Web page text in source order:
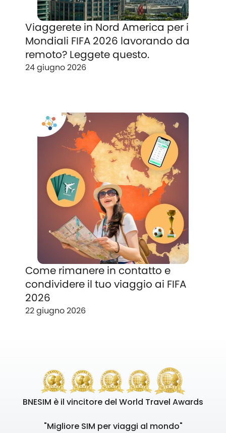
Viaggerete in Nord America per i
Mondiali FIFA 2026 lavorando da
remoto? Leggete questo.
24 giugno 2026
Come rimanere in contatto e
condividere il tuo viaggio ai FIFA
2026
22 giugno 2026
BNESIM è il vincitore del World Travel Awards
"Migliore SIM per viaggi al mondo"